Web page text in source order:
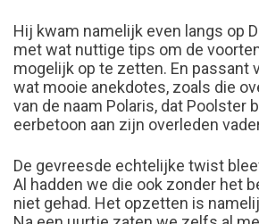
Hij kwam namelijk even langs op
met wat nuttige tips om de
mogelijk op te zetten. En passant
wat mooie anekdotes, zoals die
van de naam Polaris, dat Poolster
eerbetoon aan zijn overleden
De gevreesde echtelijke twist
Al hadden we die ook zonder het
niet gehad. Het opzetten is